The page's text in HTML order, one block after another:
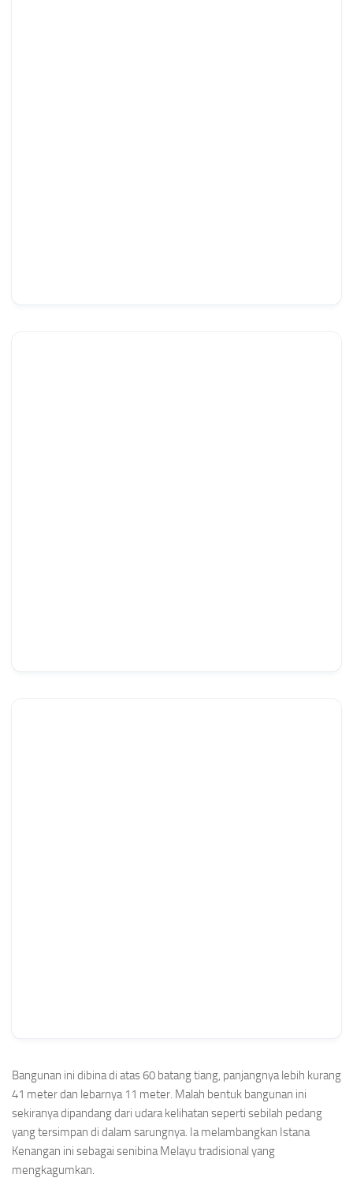
Bangunan ini dibina di atas 60 batang tiang, panjangnya lebih kurang
41 meter dan lebarnya 11 meter. Malah bentuk bangunan ini
sekiranya dipandang dari udara kelihatan seperti sebilah pedang
yang tersimpan di dalam sarungnya. Ia melambangkan Istana
Kenangan ini sebagai senibina Melayu tradisional yang
mengkagumkan.